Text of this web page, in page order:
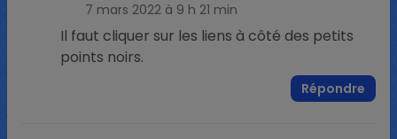
7 mars 2022 à 9 h 21 min
Il faut cliquer sur les liens à côté des petits
points noirs.
Répondre